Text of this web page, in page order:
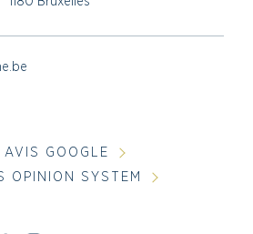
AVIS GOOGLE
OPINION SYSTEM